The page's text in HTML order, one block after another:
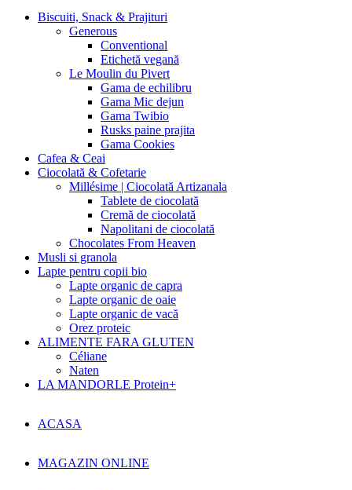
Biscuiti, Snack & Prajituri
Generous
Conventional
Etichetă vegană
Le Moulin du Pivert
Gama de echilibru
Gama Mic dejun
Gama Twibio
Rusks paine prajita
Gama Cookies
Cafea & Ceai
Ciocolată & Cofetarie
Millésime | Ciocolată Artizanala
Tablete de ciocolată
Cremă de ciocolată
Napolitani de ciocolată
Chocolates From Heaven
Musli si granola
Lapte pentru copii bio
Lapte organic de capra
Lapte organic de oaie
Lapte organic de vacă
Orez proteic
ALIMENTE FARA GLUTEN
Céliane
Naten
LA MANDORLE Protein+
ACASA
MAGAZIN ONLINE